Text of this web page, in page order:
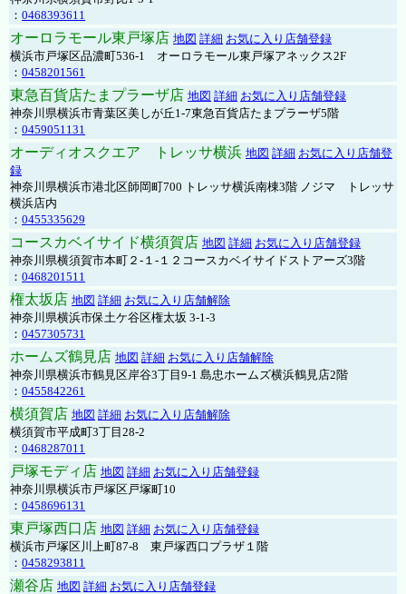
： 0468393611
オーロラモール東戸塚店 地図 詳細 お気に入り店舗登録
横浜市戸塚区品濃町536-1 オーロラモール東戸塚アネックス2F
： 0458201561
東急百貨店たまプラーザ店 地図 詳細 お気に入り店舗登録
神奈川県横浜市青葉区美しが丘1-7東急百貨店たまプラーザ5階
： 0459051131
オーディオスクエア トレッサ横浜 地図 詳細 お気に入り店舗登
録
神奈川県横浜市港北区師岡町700 トレッサ横浜南棟3階 ノジマ トレッサ
横浜店内
： 0455335629
コースカベイサイド横須賀店 地図 詳細 お気に入り店舗登録
神奈川県横須賀市本町２-１-１２コースカベイサイドストアーズ3階
： 0468201511
権太坂店 地図 詳細 お気に入り店舗解除
神奈川県横浜市保土ケ谷区権太坂 3-1-3
： 0457305731
ホームズ鶴見店 地図 詳細 お気に入り店舗解除
神奈川県横浜市鶴見区岸谷3丁目9-1 島忠ホームズ横浜鶴見店2階
： 0455842261
横須賀店 地図 詳細 お気に入り店舗解除
横須賀市平成町3丁目28-2
： 0468287011
戸塚モディ店 地図 詳細 お気に入り店舗登録
神奈川県横浜市戸塚区戸塚町10
： 0458696131
東戸塚西口店 地図 詳細 お気に入り店舗登録
横浜市戸塚区川上町87-8 東戸塚西口プラザ１階
： 0458293811
瀬谷店 地図 詳細 お気に入り店舗登録